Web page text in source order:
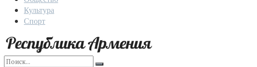
Культура
Спорт